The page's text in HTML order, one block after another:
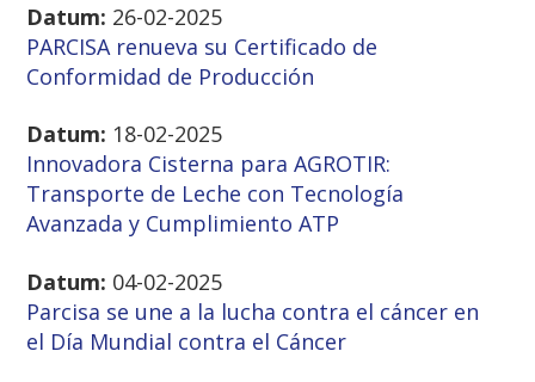
Datum: 26-02-2025
PARCISA renueva su Certificado de
Conformidad de Producción
Datum: 18-02-2025
Innovadora Cisterna para AGROTIR:
Transporte de Leche con Tecnología
Avanzada y Cumplimiento ATP
Datum: 04-02-2025
Parcisa se une a la lucha contra el cáncer en
el Día Mundial contra el Cáncer